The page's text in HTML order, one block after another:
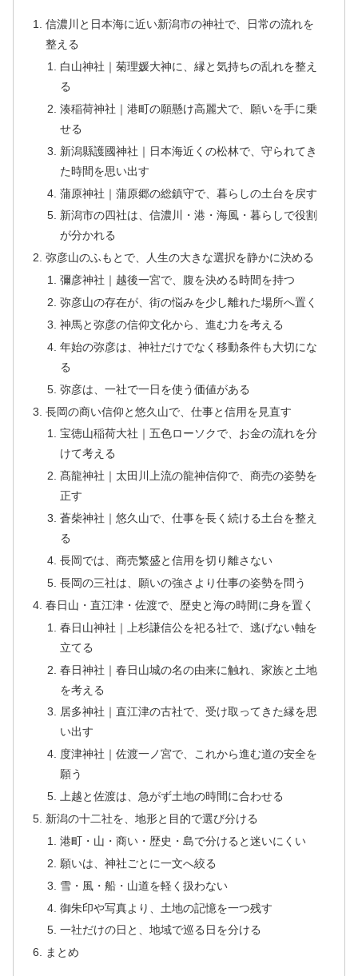
信濃川と日本海に近い新潟市の神社で、日常の流れを
整える
白山神社｜菊理媛大神に、縁と気持ちの乱れを整え
る
湊稲荷神社｜港町の願懸け高麗犬で、願いを手に乗
せる
新潟縣護國神社｜日本海近くの松林で、守られてき
た時間を思い出す
蒲原神社｜蒲原郷の総鎮守で、暮らしの土台を戻す
新潟市の四社は、信濃川・港・海風・暮らしで役割
が分かれる
弥彦山のふもとで、人生の大きな選択を静かに決める
彌彦神社｜越後一宮で、腹を決める時間を持つ
弥彦山の存在が、街の悩みを少し離れた場所へ置く
神馬と弥彦の信仰文化から、進む力を考える
年始の弥彦は、神社だけでなく移動条件も大切にな
る
弥彦は、一社で一日を使う価値がある
長岡の商い信仰と悠久山で、仕事と信用を見直す
宝徳山稲荷大社｜五色ローソクで、お金の流れを分
けて考える
髙龍神社｜太田川上流の龍神信仰で、商売の姿勢を
正す
蒼柴神社｜悠久山で、仕事を長く続ける土台を整え
る
長岡では、商売繁盛と信用を切り離さない
長岡の三社は、願いの強さより仕事の姿勢を問う
春日山・直江津・佐渡で、歴史と海の時間に身を置く
春日山神社｜上杉謙信公を祀る社で、逃げない軸を
立てる
春日神社｜春日山城の名の由来に触れ、家族と土地
を考える
居多神社｜直江津の古社で、受け取ってきた縁を思
い出す
度津神社｜佐渡一ノ宮で、これから進む道の安全を
願う
上越と佐渡は、急がず土地の時間に合わせる
新潟の十二社を、地形と目的で選び分ける
港町・山・商い・歴史・島で分けると迷いにくい
願いは、神社ごとに一文へ絞る
雪・風・船・山道を軽く扱わない
御朱印や写真より、土地の記憶を一つ残す
一社だけの日と、地域で巡る日を分ける
まとめ